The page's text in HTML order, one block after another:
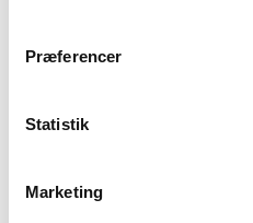
Præferencer
Statistik
Marketing
der skal udredes et stort
testamente,